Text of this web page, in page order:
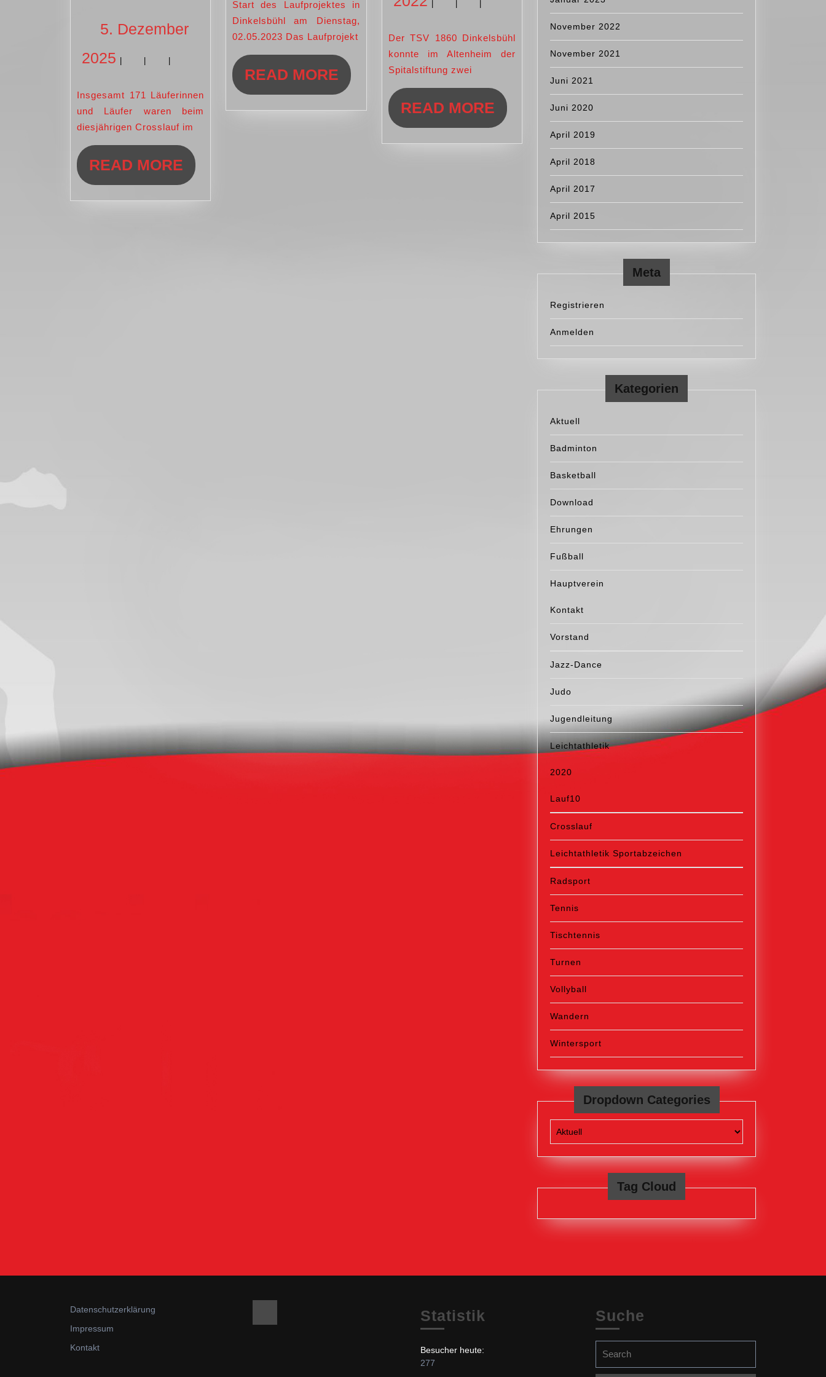
3.
der
Crosslaufserie
mit
Kreismeisterschaften
22.
November
5. Dezember
2025 5.
2025
Insgesamt 171 Läuferinnen
und Läufer waren beim
diesjährigen Crosslauf im
READ MORE READ
MORE
in
10
Wochen
2023
Start des Laufprojektes in
Dinkelsbühl am Dienstag,
02.05.2023 Das Laufprojekt
READ MORE READ
MORE
Heinz
und
Dora
2022
Der TSV 1860 Dinkelsbühl
konnte im Altenheim der
Spitalstiftung zwei
READ MOREREAD
MORE
November 2022
November 2021
Juni 2021
Juni 2020
April 2019
April 2018
April 2017
April 2015
Meta
Registrieren
Anmelden
Kategorien
Aktuell
Badminton
Basketball
Download
Ehrungen
Fußball
Hauptverein
Kontakt
Vorstand
Jazz-Dance
Judo
Jugendleitung
Leichtathletik
2020
Lauf10
Crosslauf
Leichtathletik Sportabzeichen
Radsport
Tennis
Tischtennis
Turnen
Vollyball
Wandern
Wintersport
Dropdown Categories
Tag Cloud
Datenschutzerklärung
Impressum
Kontakt
Statistik
Besucher heute:
277
Suche
for: